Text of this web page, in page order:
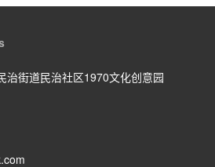
治街道民治社区1970文化创意园